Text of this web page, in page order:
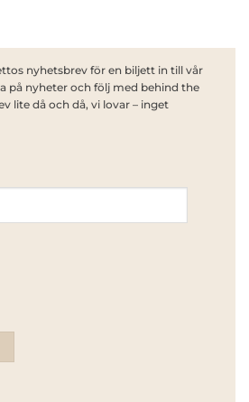
nyhetsbrev för en biljett in till vår
på nyheter och följ med behind the
lite då och då, vi lovar – inget